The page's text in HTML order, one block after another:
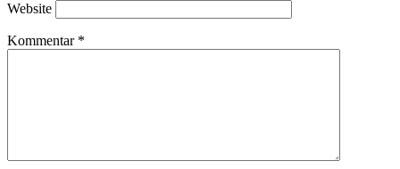
Website
Kommentar *